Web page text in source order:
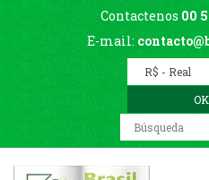
Contactenos 00
E-mail: